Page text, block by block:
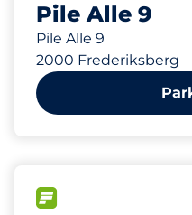
Pile Alle 9
Pile Alle 9
2000 Frederiksberg
416 m